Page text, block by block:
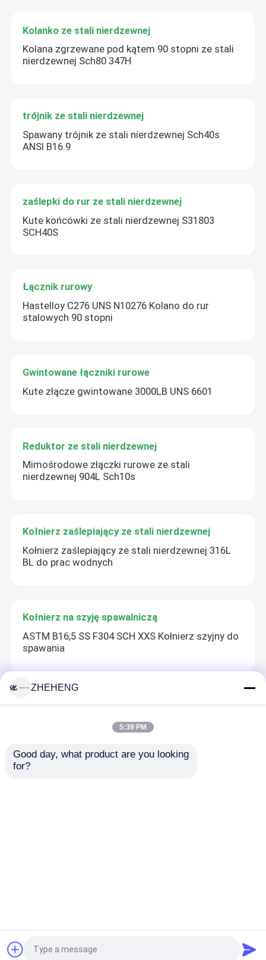
Kolanko ze stali nierdzewnej
Kolana zgrzewane pod kątem 90 stopni ze stali
nierdzewnej Sch80 347H
trójnik ze stali nierdzewnej
Spawany trójnik ze stali nierdzewnej Sch40s
ANSI B16.9
zaślepki do rur ze stali nierdzewnej
Kute końcówki ze stali nierdzewnej S31803
SCH40S
Łącznik rurowy
Hastelloy C276 UNS N10276 Kolano do rur
stalowych 90 stopni
Gwintowane łączniki rurowe
Kute złącze gwintowane 3000LB UNS 6601
Reduktor ze stali nierdzewnej
Mimośrodowe złączki rurowe ze stali
nierdzewnej 904L Sch10s
Kołnierz zaślepiający ze stali nierdzewnej
Kołnierz zaślepiający ze stali nierdzewnej 316L
BL do prac wodnych
Kołnierz na szyję spawalniczą
ASTM B16,5 SS F304 SCH XXS Kołnierz szyjny do
spawania
Złączki do rur stalowych duplex
Bezszwowa koszulka redukująca spoiny czołowe
A815 F55 UNS S32760
ZHEHENG STEEL INDUSTRY CO;LTD. All Rights
ZHEHENG
5:39 PM
Good day, what product are you looking
for?